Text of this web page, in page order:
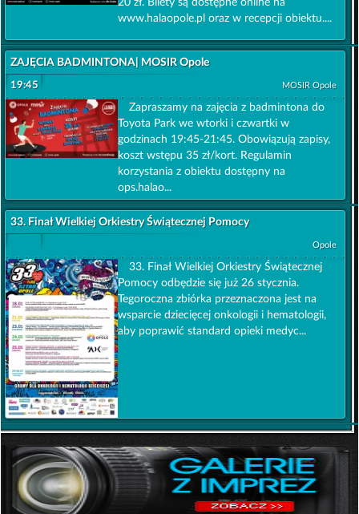
20 zł. Bilety są dostępne online na
www.halaopole.pl oraz w recepcji obiektu....
19:45
ZAJĘCIA BADMINTONA| MOSIR Opole
MOSIR Opole
Zapraszamy na zajęcia z badmintona do
Toyota Park we wtorki i czwartki w
godzinach 19:45-21:45. Obowiązują zapisy,
koszt wstępu 35 zł/kort. Regulamin
korzystania z obiektu dostępny na
ops.halao...
33. Finał Wielkiej Orkiestry Świątecznej Pomocy
Opole
33. Finał Wielkiej Orkiestry Świątecznej
Pomocy odbędzie się już 26 stycznia.
Tegoroczna zbiórka przeznaczona jest na
wsparcie dziecięcej onkologii i hematologii,
aby poprawić standard opieki medyc...